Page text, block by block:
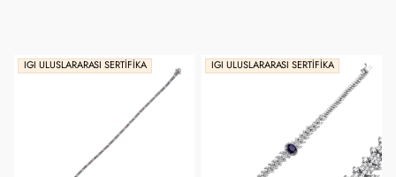
IGI ULUSLARARASI SERTIFIKA IGI ULUSLARARASI SERTIFIKA